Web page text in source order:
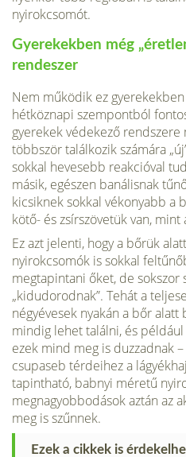
nyirokcsomót.
Gyerekekben még
rendeszer
Nem működik ez
hét­köznapi szempontból
gyerekek védekező rendszere
többször találkozik számára
sokkal hevesebb reakcióval
másik, egészen banálisnak
kicsiknek sokkal vékonyabb a
kötő- és zsírszövetük van, mint
Ez azt jelenti, hogy a bőrük
nyirokcsomók is sok­kal
megtapintani őket, de sokszor
„kidudorodnak”. Tehát a
négyévesek nyakán a bőr
mindig lehet találni, és
ezek mind meg is duzzadnak
csupaseb térdeihez a
tapintható, babnyi méretű
megnagyobbodások aztán az
meg is szűnnek.
Ezek a cikkek is